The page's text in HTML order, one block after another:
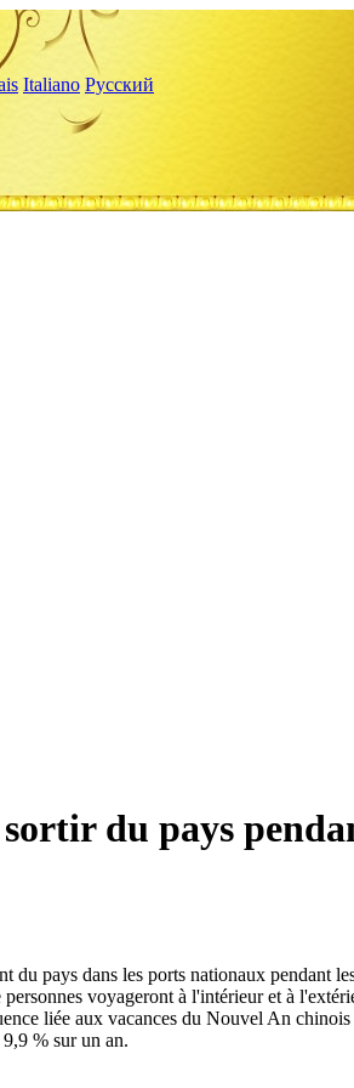
Italiano Русский
du pays
pays dans les ports nationaux pendant
voyageront à l'intérieur et à
liée aux vacances du Nouvel An
% sur un an.